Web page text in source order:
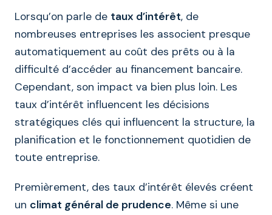
Lorsqu’on parle de taux d’intérêt, de
nombreuses entreprises les associent presque
automatiquement au coût des prêts ou à la
difficulté d’accéder au financement bancaire.
Cependant, son impact va bien plus loin. Les
taux d’intérêt influencent les décisions
stratégiques clés qui influencent la structure, la
planification et le fonctionnement quotidien de
toute entreprise.
Premièrement, des taux d’intérêt élevés créent
un climat général de prudence. Même si une